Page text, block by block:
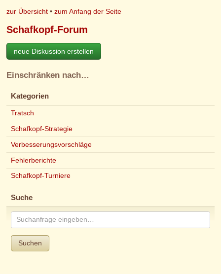
zur Übersicht •zum Anfang der Seite
Schafkopf-Forum
neue Diskussion erstellen
Einschränken nach…
Kategorien
Tratsch
Schafkopf-Strategie
Verbesserungsvorschläge
Fehlerberichte
Schafkopf-Turniere
Suche
Suchen